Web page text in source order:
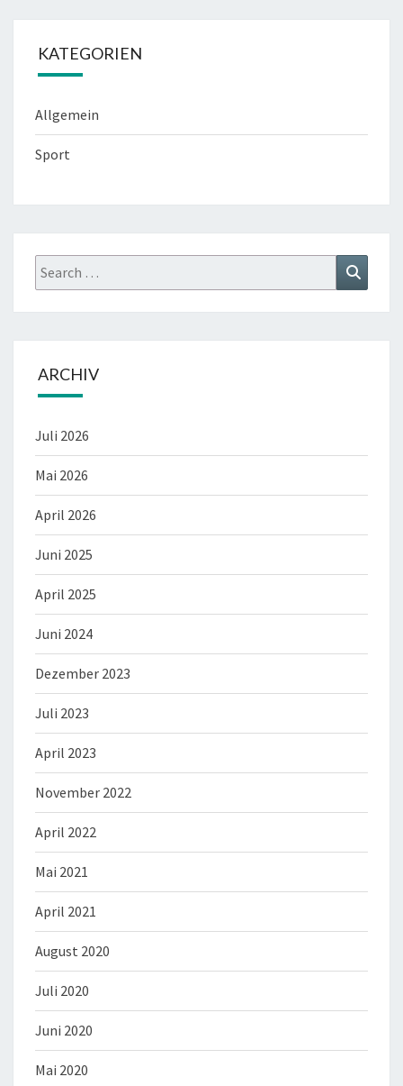
KATEGORIEN
Allgemein
Sport
Search
for:
ARCHIV
Juli 2026
Mai 2026
April 2026
Juni 2025
April 2025
Juni 2024
Dezember 2023
Juli 2023
April 2023
November 2022
April 2022
Mai 2021
April 2021
August 2020
Juli 2020
Juni 2020
Mai 2020